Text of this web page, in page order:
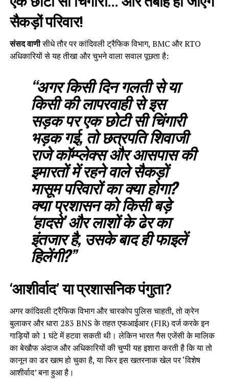
सैकड़ों परिवार!
संसद वाणीसीधे तौर पर कांदिवली ट्रैफिक विभाग, BMC और RTO
अधिकारियों से यह तीखा और चुभने वाला सवाल पूछता है:
“अगर किसी दिन गलती से या
किसी की लापरवाही से इस
सड़क पर एक छोटी सी चिंगारी
भड़क गई, तो छत्रपति शिवाजी
राजे कॉम्प्लेक्स और आसपास की
इमारतों में रहने वाले सैकड़ों
मासूम परिवारों का क्या होगा?
क्या प्रशासन को किसी बड़े
‘हादसे’ और लाशों के ढेर का
इंतजार है, उसके बाद ही फाइलें
हिलेंगी?”
‘आशीर्वाद’ या प्रशासनिक पंगुता?
अगर कांदिवली ट्रैफिक विभाग और चारकोप पुलिस चाहती, तो क्रेन
बुलाकर और धारा 283 BNS के तहत एफआईआर (FIR) दर्ज करके इन
गाड़ियों को 1 घंटे में हटवा सकती थी। लेकिन भारत गैस एजेंसी के मालिक
का बेखौफ अंदाज और अधिकारियों की चुप्पी यह इशारा करती है कि या तो
कानून का डर खत्म हो चुका है, या फिर इस खतरनाक खेल पर ‘विशेष
आशीर्वाद’ बना हुआ है।